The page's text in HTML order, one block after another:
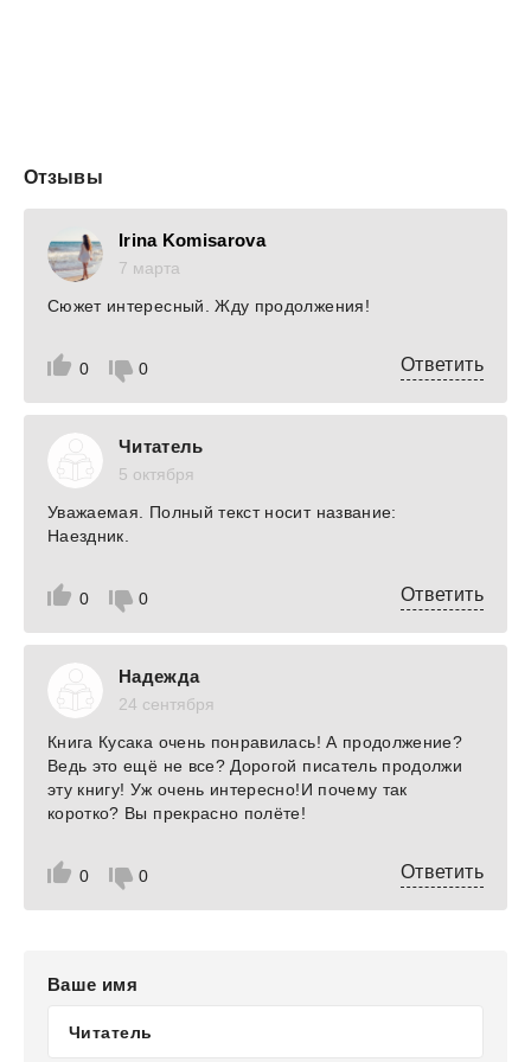
Отзывы
Irina Komisarova
7 марта
0 0
Сюжет интересный. Жду продолжения!
Ответить
Читатель
5 октября
0 0
Уважаемая. Полный текст носит название:
Наездник.
Ответить
Надежда
24 сентября
0 0
Книга Кусака очень понравилась! А продолжение?
Ведь это ещё не все? Дорогой писатель продолжи
эту книгу! Уж очень интересно!И почему так
коротко? Вы прекрасно полёте!
Ответить
Ваше имя